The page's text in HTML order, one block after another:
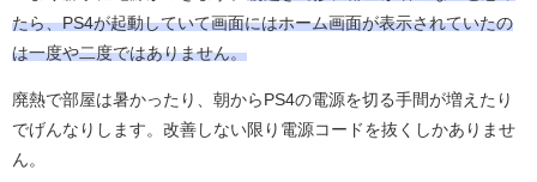
たら、PS4が起動していて画面にはホーム画面が表示されていたの
は一度や二度ではありません。
廃熱で部屋は暑かったり、朝からPS4の電源を切る手間が増えたり
でげんなりします。改善しない限り電源コードを抜くしかありませ
ん。